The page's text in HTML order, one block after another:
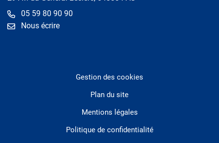
05 59 80 90 90
Nous écrire
Gestion des cookies
Plan du site
Mentions légales
Politique de confidentialité